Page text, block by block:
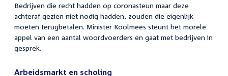
Bedrijven die recht hadden op coronasteun maar deze
achteraf gezien niet nodig hadden, zouden die eigenlijk
moeten terugbetalen. Minister Koolmees steunt het morele
appel van een aantal woordvoerders en gaat met bedrijven in
gesprek.
Arbeidsmarkt en scholing